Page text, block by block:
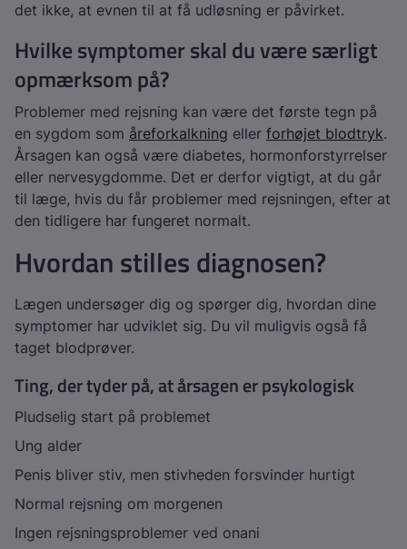
det ikke, at evnen til at få udløsning er påvirket.
Hvilke symptomer skal du være særligt
opmærksom på?
Problemer med rejsning kan være det første tegn på
en sygdom som åreforkalkning eller forhøjet blodtryk.
Årsagen kan også være diabetes, hormonforstyrrelser
eller nervesygdomme. Det er derfor vigtigt, at du går
til læge, hvis du får problemer med rejsningen, efter at
den tidligere har fungeret normalt.
Hvordan stilles diagnosen?
Lægen undersøger dig og spørger dig, hvordan dine
symptomer har udviklet sig. Du vil muligvis også få
taget blodprøver.
Ting, der tyder på, at årsagen er psykologisk
Pludselig start på problemet
Ung alder
Penis bliver stiv, men stivheden forsvinder hurtigt
Normal rejsning om morgenen
Ingen rejsningsproblemer ved onani